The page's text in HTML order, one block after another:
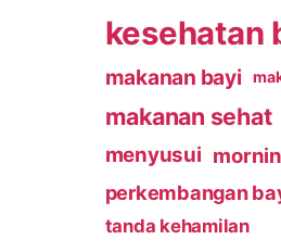
kesehatan
makanan bayi
makanan sehat
menyusui
perkembangan
tanda kehamilan